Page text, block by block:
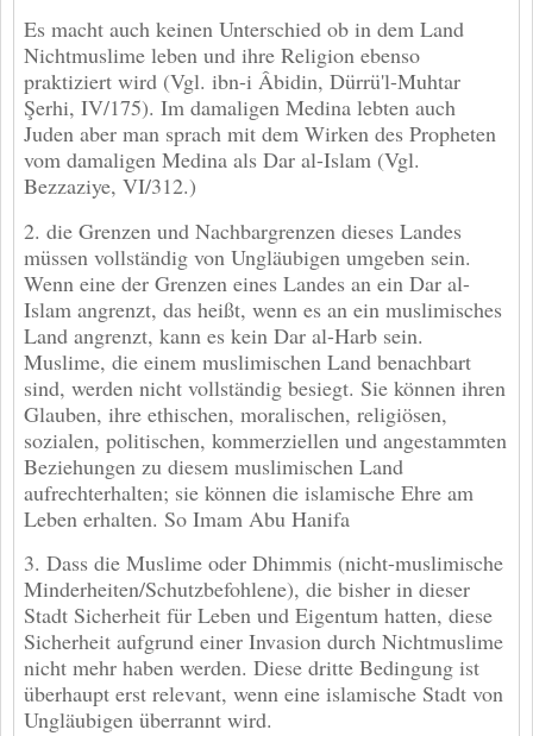
Es macht auch keinen Unterschied ob in dem Land
Nichtmuslime leben und ihre Religion ebenso
praktiziert wird (Vgl. ibn-i Âbidin, Dürrü'l-Muhtar
Şerhi, IV/175). Im damaligen Medina lebten auch
Juden aber man sprach mit dem Wirken des Propheten
vom damaligen Medina als Dar al-Islam (Vgl.
Bezzaziye, VI/312.)
2. die Grenzen und Nachbargrenzen dieses Landes
müssen vollständig von Ungläubigen umgeben sein.
Wenn eine der Grenzen eines Landes an ein Dar al-
Islam angrenzt, das heißt, wenn es an ein muslimisches
Land angrenzt, kann es kein Dar al-Harb sein.
Muslime, die einem muslimischen Land benachbart
sind, werden nicht vollständig besiegt. Sie können ihren
Glauben, ihre ethischen, moralischen, religiösen,
sozialen, politischen, kommerziellen und angestammten
Beziehungen zu diesem muslimischen Land
aufrechterhalten; sie können die islamische Ehre am
Leben erhalten. So Imam Abu Hanifa
3. Dass die Muslime oder Dhimmis (nicht-muslimische
Minderheiten/Schutzbefohlene), die bisher in dieser
Stadt Sicherheit für Leben und Eigentum hatten, diese
Sicherheit aufgrund einer Invasion durch Nichtmuslime
nicht mehr haben werden. Diese dritte Bedingung ist
überhaupt erst relevant, wenn eine islamische Stadt von
Ungläubigen überrannt wird.